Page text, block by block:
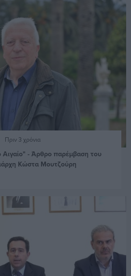
Πριν 3 χρόνια
Αιγαίο" - Άρθρο παρέμβαση του
Κώστα Μουτζούρη